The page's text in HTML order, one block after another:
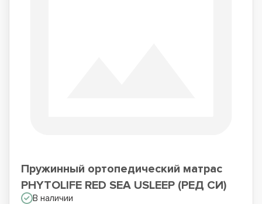
Пружинный ортопедический матрас
PHYTOLIFE RED SEA USLEEP (РЕД СИ)
В наличии